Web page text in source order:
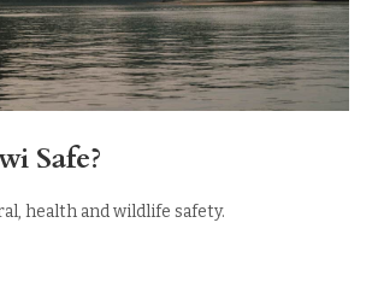
Safe?
health and wildlife safety.